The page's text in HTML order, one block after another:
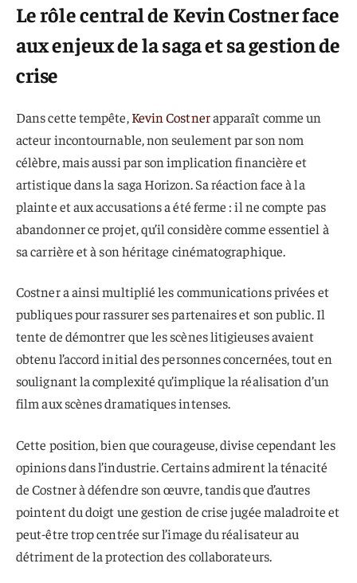
Le rôle central de Kevin Costner face
aux enjeux de la saga et sa gestion de
crise
Dans cette tempête,Kevin Costnerapparaît comme un
acteur incontournable, non seulement par son nom
célèbre, mais aussi par son implication financière et
artistique dans la saga Horizon. Sa réaction face à la
plainte et aux accusations a été ferme : il ne compte pas
abandonner ce projet, qu’il considère comme essentiel à
sa carrière et à son héritage cinématographique.
Costner a ainsi multiplié les communications privées et
publiques pour rassurer ses partenaires et son public. Il
tente de démontrer que les scènes litigieuses avaient
obtenu l’accord initial des personnes concernées, tout en
soulignant la complexité qu’implique la réalisation d’un
film aux scènes dramatiques intenses.
Cette position, bien que courageuse, divise cependant les
opinions dans l’industrie. Certains admirent la ténacité
de Costner à défendre son œuvre, tandis que d’autres
pointent du doigt une gestion de crise jugée maladroite et
peut-être trop centrée sur l’image du réalisateur au
détriment de la protection des collaborateurs.